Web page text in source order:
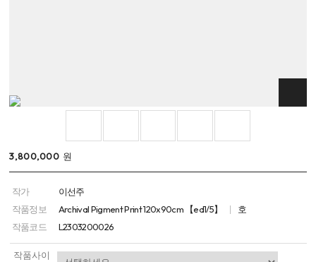
3,800,000 원
작가
이선주
작품정보
Archival Pigment Print 120x90cm 【ed1/5】
호
작품코드
L2303200026
작품사이